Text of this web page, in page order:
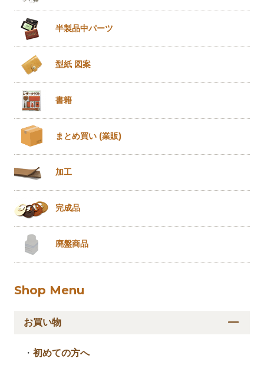
半製品中パーツ
型紙 図案
書籍
まとめ買い (業販)
加工
完成品
廃盤商品
Shop Menu
お買い物
・初めての方へ